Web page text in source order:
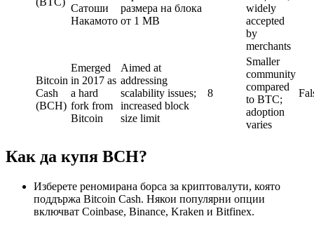
Сатоши
Накамото
размера на блока
от 1 MB
widely
accepted
by
merchants
Bitcoin
Cash
(BCH)
Emerged
in 2017 as
a hard
fork from
Bitcoin
Aimed at
addressing
scalability issues;
increased block
size limit
8
Smaller
community
compared
to BTC;
adoption
varies
Как да купя BCH?
Изберете реномирана борса за криптовалути, която
поддържа Bitcoin Cash. Някои популярни опции
включват Coinbase, Binance, Kraken и Bitfinex.